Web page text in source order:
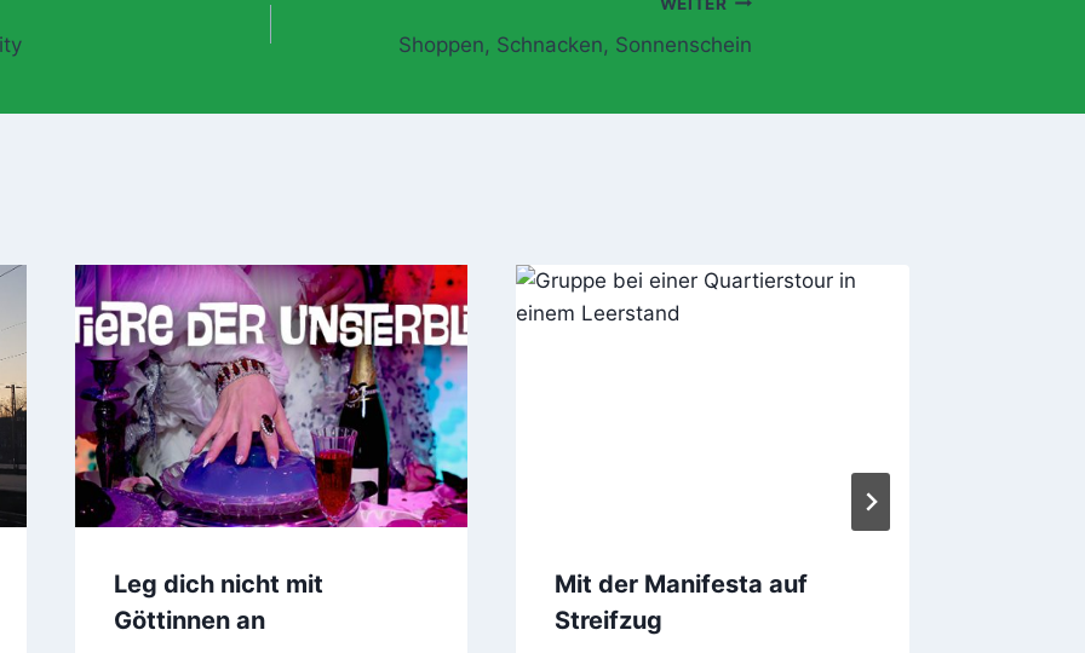
Shoppen, Schnacken, Sonnenschein
Leg dich nicht mit
Göttinnen an
Mit der Manifesta auf
Streifzug